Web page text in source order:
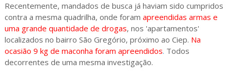
Recentemente, mandados de busca já haviam sido cumpridos
contra a mesma quadrilha, onde foram apreendidas armas e
uma grande quantidade de drogas, nos 'apartamentos'
localizados no bairro São Gregório, próximo ao Ciep. Na
ocasião 9 kg de maconha foram apreendidos. Todos
decorrentes de uma mesma investigação.